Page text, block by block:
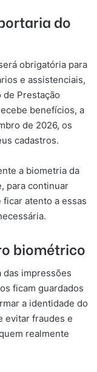
do
obrigatória para
e assistenciais,
Prestação
benefícios, a
de 2026, os
cadastros.
a biometria da
para continuar
atento a essas
biométrico
das impressões
ficam guardados
a identidade do
evitar fraudes e
realmente